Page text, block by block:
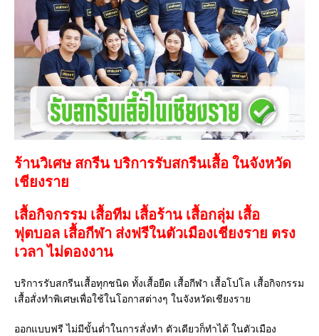
ร้านวิเศษ สกรีน บริการรับสกรีนเสื้อ ในจังหวัด
เชียงราย
เสื้อกิจกรรม เสื้อทีม เสื้อร้าน เสื้อกลุ่ม เสื้อ
ฟุตบอล เสื้อกีฬา ส่งฟรีในตัวเมืองเชียงราย ตรง
เวลา ไม่ดองงาน
บริการรับสกรีนเสื้อทุกชนิด ทั้งเสื้อยืด เสื้อกีฬา เสื้อโปโล เสื้อกิจกรรม
เสื้อสั่งทำพิเศษเพื่อใช้ในโอกาสต่างๆ ในจังหวัดเชียงราย
ออกแบบฟรี ไม่มีขั้นต่ำในการสั่งทำ ตัวเดียวก็ทำได้ ในตัวเมือง